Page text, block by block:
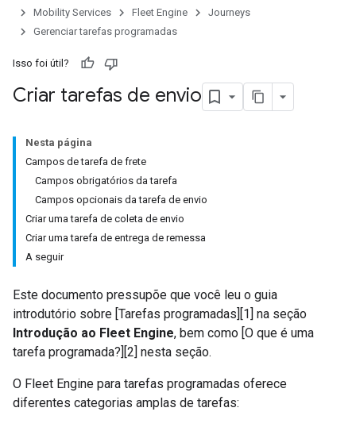
Mobility Services
Fleet Engine
Journeys
Gerenciar tarefas programadas
Isso foi útil?
Criar tarefas de envio
Nesta página
Campos de tarefa de frete
Campos obrigatórios da tarefa
Campos opcionais da tarefa de envio
Criar uma tarefa de coleta de envio
Criar uma tarefa de entrega de remessa
A seguir
Este documento pressupõe que você leu o guia
introdutório sobre [Tarefas programadas][1] na seção
Introdução ao Fleet Engine, bem como [O que é uma
tarefa programada?][2] nesta seção.
O Fleet Engine para tarefas programadas oferece
diferentes categorias amplas de tarefas: